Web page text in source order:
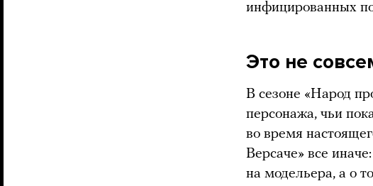
инфицированных
Это не
В сезоне «Народ
персонажа, чьи
во время
Версаче» все
на модельера, а о